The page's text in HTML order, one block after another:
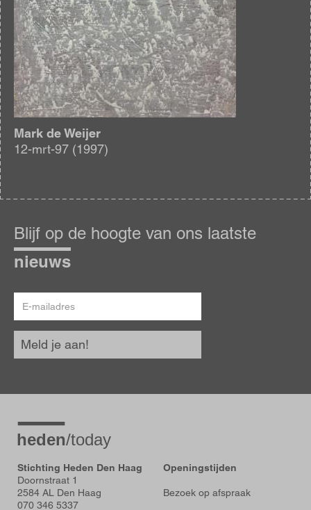
Mark de Weijer
12-mrt-97 (1997)
op
de
hoogte
Blijf op de hoogte van ons laatste
nieuws
mailadres
Meld je aan!
Stichting Heden Den Haag
Doornstraat 1
2584 AL Den Haag
070 346 5337
Openingstijden
Bezoek op afspraak